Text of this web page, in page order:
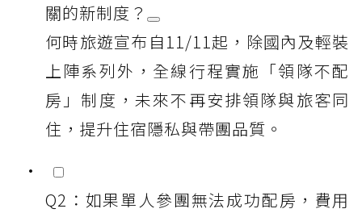
關的新制度？
何時旅遊宣布自11/11起，除國內及輕裝
上陣系列外，全線行程實施「領隊不配
房」制度，未來不再安排領隊與旅客同
住，提升住宿隱私與帶團品質。
Q2：如果單人參團無法成功配房，費用